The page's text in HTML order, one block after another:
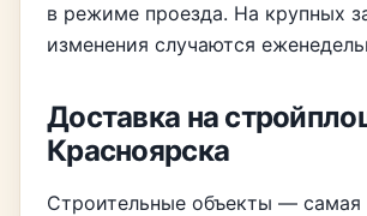
в режиме проезда. На крупных
изменения случаются
Доставка на
Красноярска
Строительные объекты — самая